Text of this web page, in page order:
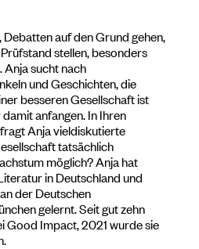
auf den Grund gehen,
stellen, besonders
Anja sucht nach
und Geschichten, die
besseren Gesellschaft ist
anfangen. In Ihren
Anja vieldiskutierte
tatsächlich
möglich? Anja hat
in Deutschland und
der Deutschen
gelernt. Seit gut zehn
Good Impact, 2021 wurde sie